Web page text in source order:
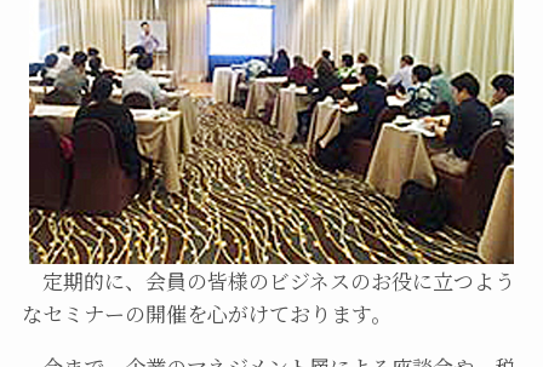
定期的に、会員の皆様のビジネスのお役に立つよう
なセミナーの開催を心がけております。